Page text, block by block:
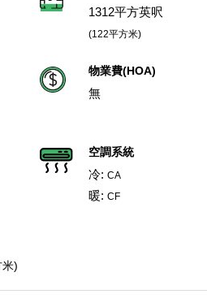
1312平方英呎
(122平方米)
物業費(HOA)
無
空調系統
冷:CA
暖:CF
)